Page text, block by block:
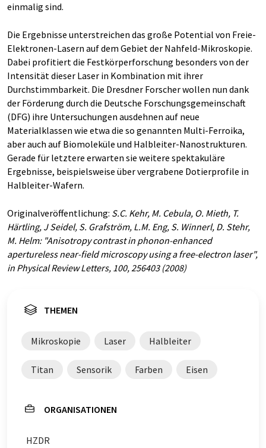
einmalig sind.
Die Ergebnisse unterstreichen das große Potential von Freie-
Elektronen-Lasern auf dem Gebiet der Nahfeld-Mikroskopie.
Dabei profitiert die Festkörperforschung besonders von der
Intensität dieser Laser in Kombination mit ihrer
Durchstimmbarkeit. Die Dresdner Forscher wollen nun dank
der Förderung durch die Deutsche Forschungsgemeinschaft
(DFG) ihre Untersuchungen ausdehnen auf neue
Materialklassen wie etwa die so genannten Multi-Ferroika,
aber auch auf Biomoleküle und Halbleiter-Nanostrukturen.
Gerade für letztere erwarten sie weitere spektakuläre
Ergebnisse, beispielsweise über vergrabene Dotierprofile in
Halbleiter-Wafern.
Originalveröffentlichung: S.C. Kehr, M. Cebula, O. Mieth, T.
Härtling, J Seidel, S. Grafström, L.M. Eng, S. Winnerl, D. Stehr,
M. Helm: "Anisotropy contrast in phonon-enhanced
apertureless near-field microscopy using a free-electron laser",
in Physical Review Letters, 100, 256403 (2008)
THEMEN
Mikroskopie Laser Halbleiter
Titan Sensorik Farben Eisen
ORGANISATIONEN
HZDR